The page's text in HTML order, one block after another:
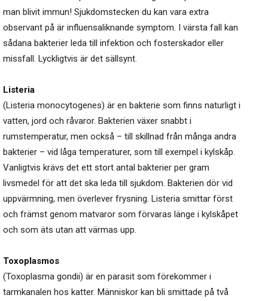
man blivit immun! Sjukdomstecken du kan vara extra
observant på är influensaliknande symptom. I värsta fall kan
sådana bakterier leda till infektion och fosterskador eller
missfall. Lyckligtvis är det sällsynt.
Listeria
(Listeria monocytogenes) är en bakterie som finns naturligt i
vatten, jord och råvaror. Bakterien växer snabbt i
rumstemperatur, men också – till skillnad från många andra
bakterier – vid låga temperaturer, som till exempel i kylskåp.
Vanligtvis krävs det ett stort antal bakterier per gram
livsmedel för att det ska leda till sjukdom. Bakterien dör vid
uppvärmning, men överlever frysning. Listeria smittar först
och främst genom matvaror som förvaras länge i kylskåpet
och som äts utan att värmas upp.
Toxoplasmos
(Toxoplasma gondii) är en parasit som förekommer i
tarmkanalen hos katter. Människor kan bli smittade på två